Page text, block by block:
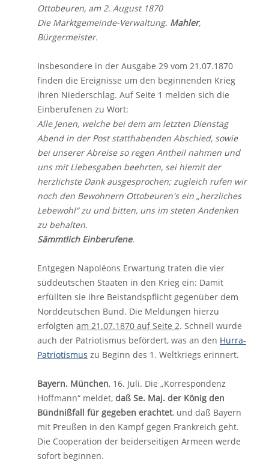
Ottobeuren, am 2. August 1870
Die Marktgemeinde-Verwaltung. Mahler,
Bürgermeister.
Insbesondere in der Ausgabe 29 vom 21.07.1870
finden die Ereignisse um den beginnenden Krieg
ihren Niederschlag. Auf Seite 1 melden sich die
Einberufenen zu Wort:
Alle Jenen, welche bei dem am letzten Dienstag
Abend in der Post statthabenden Abschied, sowie
bei unserer Abreise so regen Antheil nah­men und
uns mit Liebesgaben beehrten, sei hie­mit der
herzlichste Dank ausgesprochen; zugleich rufen wir
noch den Bewohnern Ottobeuren's ein „herzliches
Lebewohl“ zu und bitten, uns im steten Andenken
zu behalten.
Sämmtlich Einberufene.
Entgegen Napoléons Erwartung traten die vier
süddeutschen Staaten in den Krieg ein: Damit
erfüllten sie ihre Beistandspflicht gegenüber dem
Norddeutschen Bund. Die Meldungen hierzu
erfolgten am 21.07.1870 auf Seite 2. Schnell wurde
auch der Patriotismus befördert, was an den Hurra-
Patriotismus zu Beginn des 1. Weltkriegs erinnert.
Bayern. München, 16. Juli. Die „Korrespondenz
Hoffmann“ meldet, daß Se. Maj. der König den
Bündnißfall für gegeben erachtet, und daß Bayern
mit Preußen in den Kampf gegen Frankreich geht.
Die Coopera­tion der beiderseitigen Armeen werde
sofort beginnen.